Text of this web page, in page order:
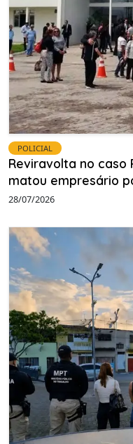
POLICIAL
Reviravolta no caso
matou empresário
28/07/2026